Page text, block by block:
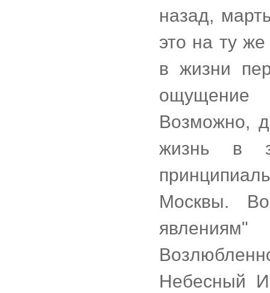
назад,
это на ту
в жизни
ощущение
Возможно,
жизнь в
Москвы.
Небесный